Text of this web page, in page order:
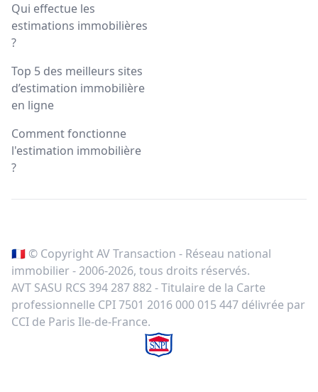
Qui effectue les
estimations immobilières
?
Top 5 des meilleurs sites
d’estimation immobilière
en ligne
Comment fonctionne
l'estimation immobilière
?
🇫🇷 © Copyright AV Transaction - Réseau national
immobilier - 2006-2026, tous droits réservés.
AVT SASU RCS 394 287 882 - Titulaire de la Carte
professionnelle CPI 7501 2016 000 015 447 délivrée par
CCI de Paris Ile-de-France.